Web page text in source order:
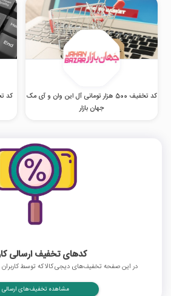
کد تخفیف 500 هزار تومانی آل این وان و آی مک
جهان بازار
کدهای تخفیف ارسالی
در این صفحه تخفیف‌های دیجی کالا که توسط
مشاهده تخفیف‌های ارسالی